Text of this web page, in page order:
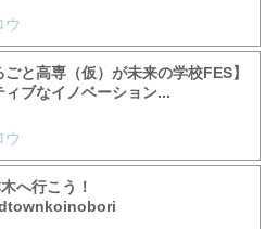
ウ
ごと高専（仮）が未来の学校FES】
ィブなイノベーション...
ウ
へ行こう！